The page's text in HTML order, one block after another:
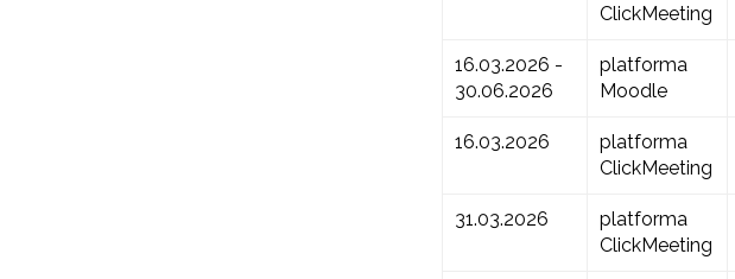
ClickMeeting
16.03.2026 -
30.06.2026
platforma
Moodle
16.03.2026
platforma
ClickMeeting
31.03.2026
platforma
ClickMeeting